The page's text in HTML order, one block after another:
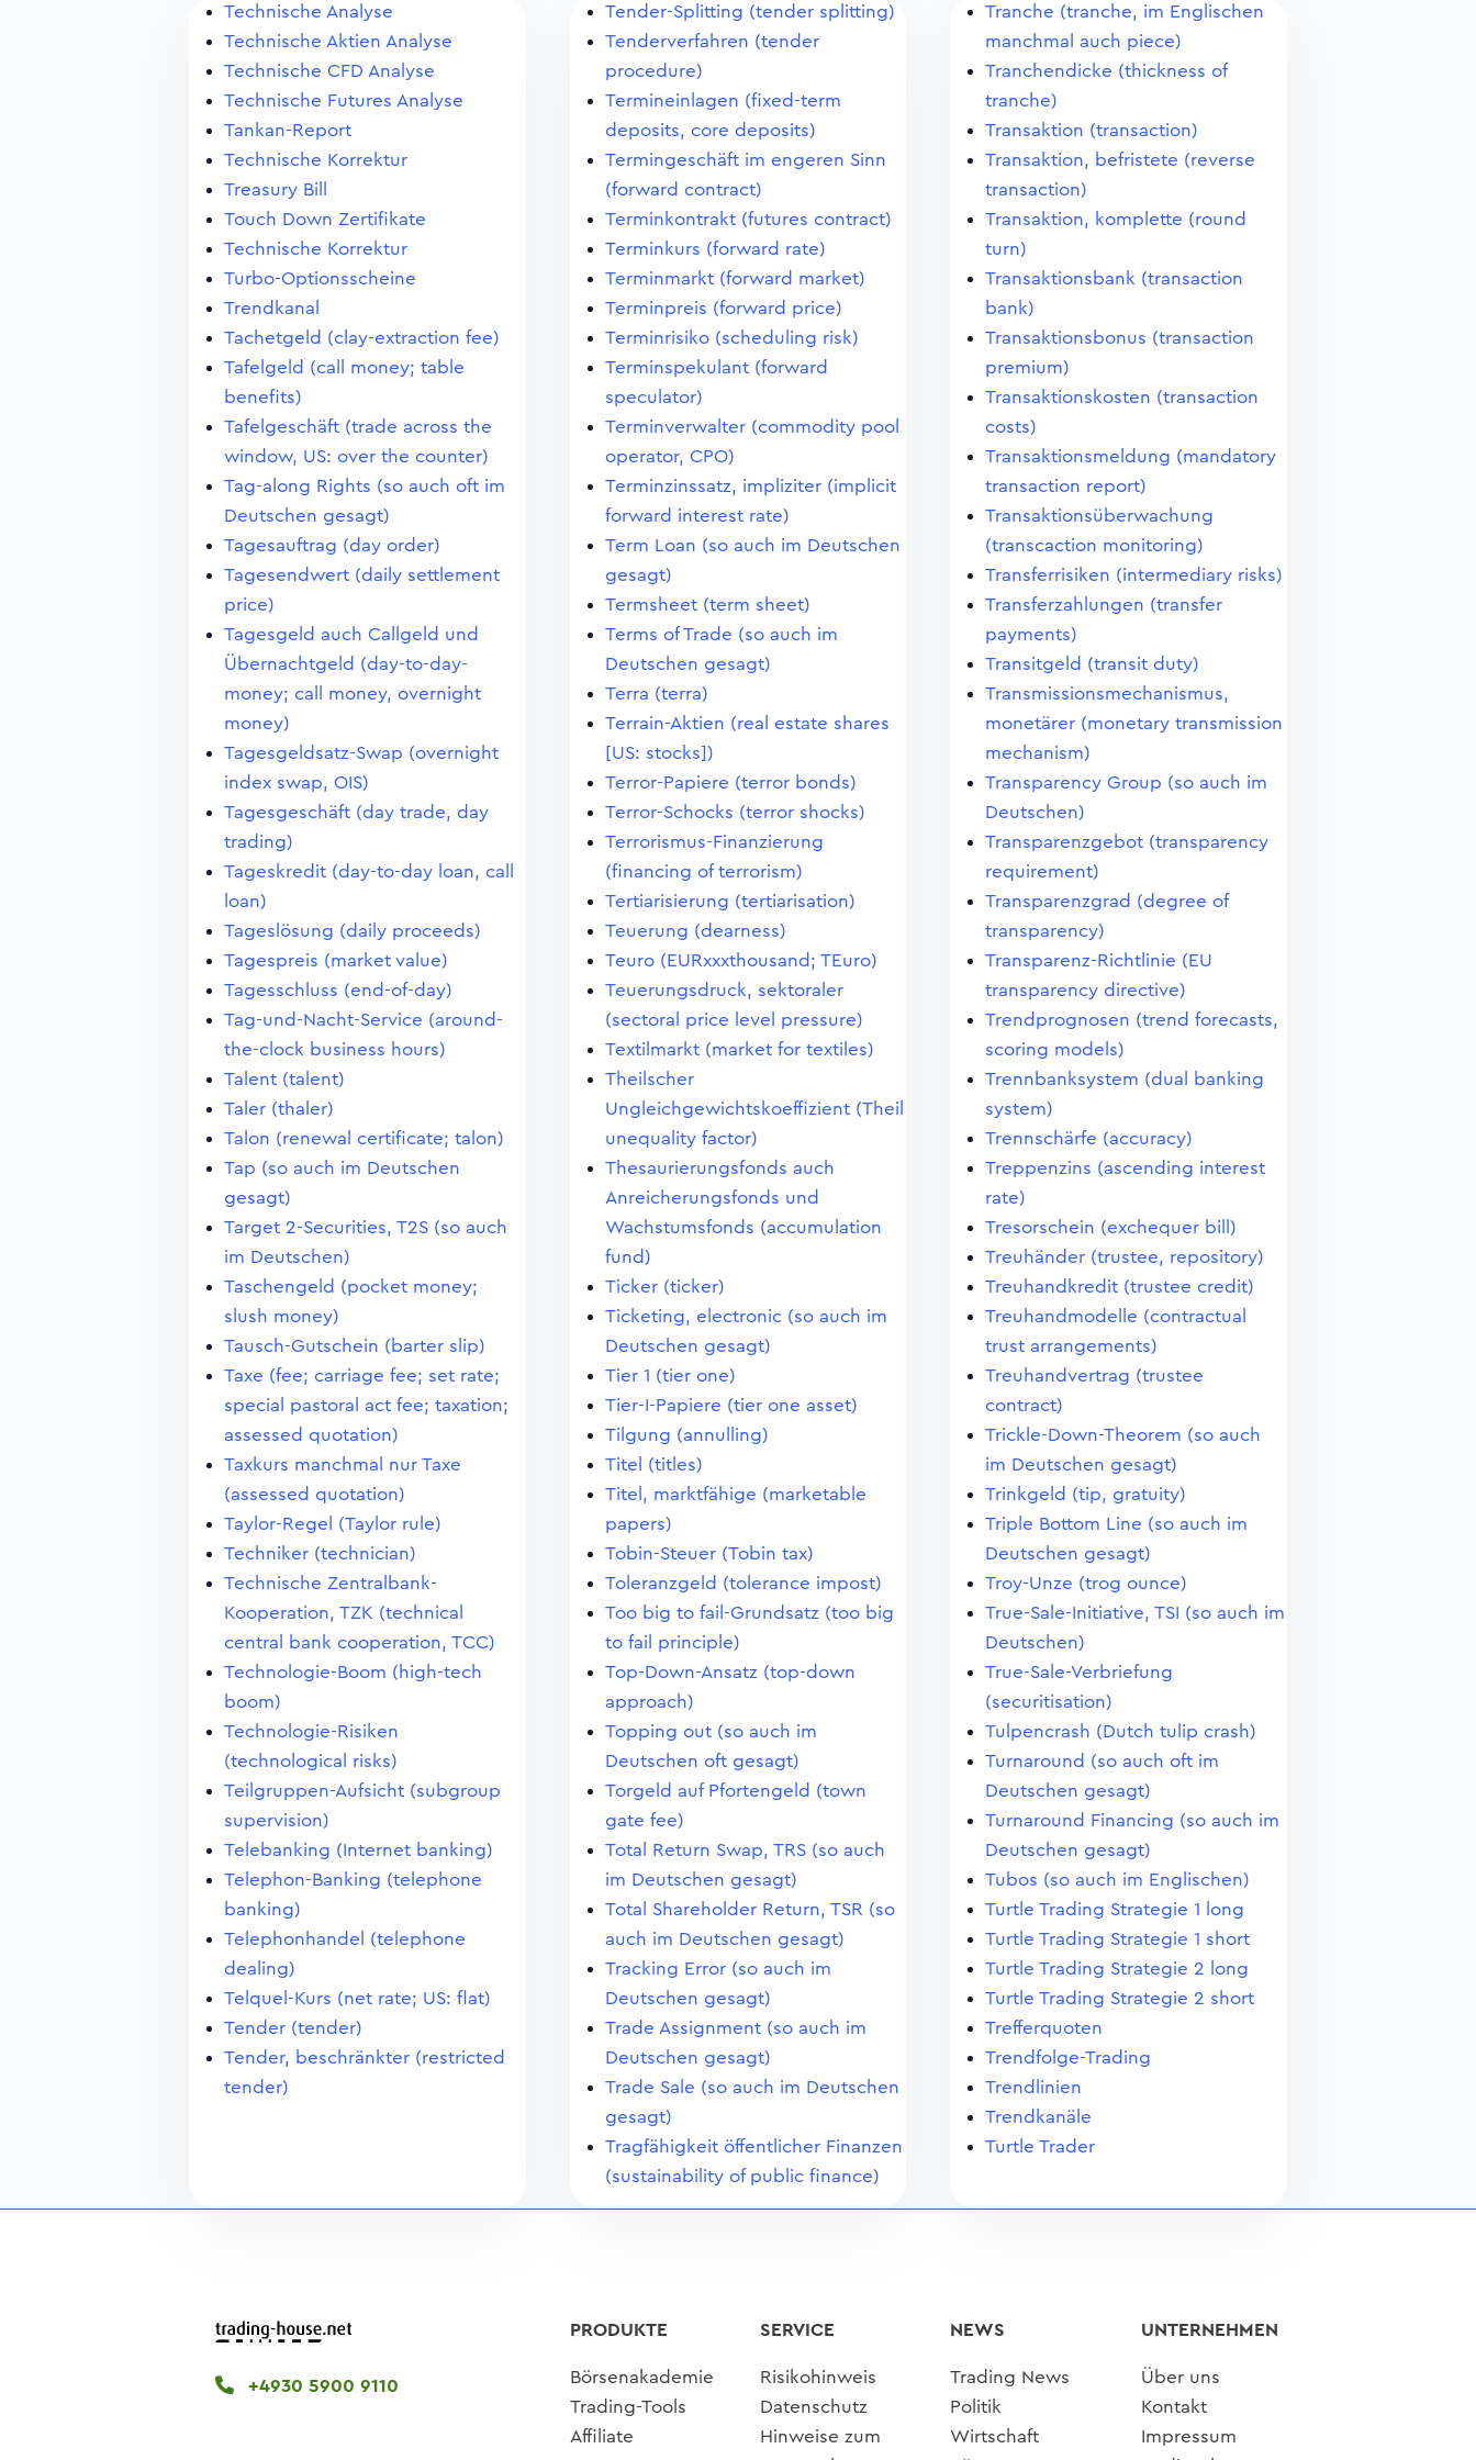
Technische Analyse
Technische Aktien Analyse
Technische CFD Analyse
Technische Futures Analyse
Tankan-Report
Technische Korrektur
Treasury Bill
Touch Down Zertifikate
Technische Korrektur
Turbo-Optionsscheine
Trendkanal
Tachetgeld (clay-extraction fee)
Tafelgeld (call money; table
benefits)
Tafelgeschäft (trade across the
window, US: over the counter)
Tag-along Rights (so auch oft im
Deutschen gesagt)
Tagesauftrag (day order)
Tagesendwert (daily settlement
price)
Tagesgeld auch Callgeld und
Übernachtgeld (day-to-day-
money; call money, overnight
money)
Tagesgeldsatz-Swap (overnight
index swap, OIS)
Tagesgeschäft (day trade, day
trading)
Tageskredit (day-to-day loan, call
loan)
Tageslösung (daily proceeds)
Tagespreis (market value)
Tagesschluss (end-of-day)
Tag-und-Nacht-Service (around-
the-clock business hours)
Talent (talent)
Taler (thaler)
Talon (renewal certificate; talon)
Tap (so auch im Deutschen
gesagt)
Target 2-Securities, T2S (so auch
im Deutschen)
Taschengeld (pocket money;
slush money)
Tausch-Gutschein (barter slip)
Taxe (fee; carriage fee; set rate;
special pastoral act fee; taxation;
assessed quotation)
Taxkurs manchmal nur Taxe
(assessed quotation)
Taylor-Regel (Taylor rule)
Techniker (technician)
Technische Zentralbank-
Kooperation, TZK (technical
central bank cooperation, TCC)
Technologie-Boom (high-tech
boom)
Technologie-Risiken
(technological risks)
Teilgruppen-Aufsicht (subgroup
supervision)
Telebanking (Internet banking)
Telephon-Banking (telephone
banking)
Telephonhandel (telephone
dealing)
Telquel-Kurs (net rate; US: flat)
Tender (tender)
Tender, beschränkter (restricted
tender)
Tender-Splitting (tender splitting)
Tenderverfahren (tender
procedure)
Termineinlagen (fixed-term
deposits, core deposits)
Termingeschäft im engeren Sinn
(forward contract)
Terminkontrakt (futures contract)
Terminkurs (forward rate)
Terminmarkt (forward market)
Terminpreis (forward price)
Terminrisiko (scheduling risk)
Terminspekulant (forward
speculator)
Terminverwalter (commodity pool
operator, CPO)
Terminzinssatz, impliziter (implicit
forward interest rate)
Term Loan (so auch im Deutschen
gesagt)
Termsheet (term sheet)
Terms of Trade (so auch im
Deutschen gesagt)
Terra (terra)
Terrain-Aktien (real estate shares
[US: stocks])
Terror-Papiere (terror bonds)
Terror-Schocks (terror shocks)
Terrorismus-Finanzierung
(financing of terrorism)
Tertiarisierung (tertiarisation)
Teuerung (dearness)
Teuro (EURxxxthousand; TEuro)
Teuerungsdruck, sektoraler
(sectoral price level pressure)
Textilmarkt (market for textiles)
Theilscher
Ungleichgewichtskoeffizient (Theil
unequality factor)
Thesaurierungsfonds auch
Anreicherungsfonds und
Wachstumsfonds (accumulation
fund)
Ticker (ticker)
Ticketing, electronic (so auch im
Deutschen gesagt)
Tier 1 (tier one)
Tier-I-Papiere (tier one asset)
Tilgung (annulling)
Titel (titles)
Titel, marktfähige (marketable
papers)
Tobin-Steuer (Tobin tax)
Toleranzgeld (tolerance impost)
Too big to fail-Grundsatz (too big
to fail principle)
Top-Down-Ansatz (top-down
approach)
Topping out (so auch im
Deutschen oft gesagt)
Torgeld auf Pfortengeld (town
gate fee)
Total Return Swap, TRS (so auch
im Deutschen gesagt)
Total Shareholder Return, TSR (so
auch im Deutschen gesagt)
Tracking Error (so auch im
Deutschen gesagt)
Trade Assignment (so auch im
Deutschen gesagt)
Trade Sale (so auch im Deutschen
gesagt)
Tragfähigkeit öffentlicher Finanzen
(sustainability of public finance)
Tranche (tranche, im Englischen
manchmal auch piece)
Tranchendicke (thickness of
tranche)
Transaktion (transaction)
Transaktion, befristete (reverse
transaction)
Transaktion, komplette (round
turn)
Transaktionsbank (transaction
bank)
Transaktionsbonus (transaction
premium)
Transaktionskosten (transaction
costs)
Transaktionsmeldung (mandatory
transaction report)
Transaktionsüberwachung
(transcaction monitoring)
Transferrisiken (intermediary risks)
Transferzahlungen (transfer
payments)
Transitgeld (transit duty)
Transmissionsmechanismus,
monetärer (monetary transmission
mechanism)
Transparency Group (so auch im
Deutschen)
Transparenzgebot (transparency
requirement)
Transparenzgrad (degree of
transparency)
Transparenz-Richtlinie (EU
transparency directive)
Trendprognosen (trend forecasts,
scoring models)
Trennbanksystem (dual banking
system)
Trennschärfe (accuracy)
Treppenzins (ascending interest
rate)
Tresorschein (exchequer bill)
Treuhänder (trustee, repository)
Treuhandkredit (trustee credit)
Treuhandmodelle (contractual
trust arrangements)
Treuhandvertrag (trustee
contract)
Trickle-Down-Theorem (so auch
im Deutschen gesagt)
Trinkgeld (tip, gratuity)
Triple Bottom Line (so auch im
Deutschen gesagt)
Troy-Unze (trog ounce)
True-Sale-Initiative, TSI (so auch im
Deutschen)
True-Sale-Verbriefung
(securitisation)
Tulpencrash (Dutch tulip crash)
Turnaround (so auch oft im
Deutschen gesagt)
Turnaround Financing (so auch im
Deutschen gesagt)
Tubos (so auch im Englischen)
Turtle Trading Strategie 1 long
Turtle Trading Strategie 1 short
Turtle Trading Strategie 2 long
Turtle Trading Strategie 2 short
Trefferquoten
Trendfolge-Trading
Trendlinien
Trendkanäle
Turtle Trader
+4930 5900 9110
PRODUKTE
Börsenakademie
Trading-Tools
Affiliate
SERVICE
Risikohinweis
Datenschutz
Hinweise zum
NEWS
Trading News
Politik
Wirtschaft
UNTERNEHMEN
Über uns
Kontakt
Impressum